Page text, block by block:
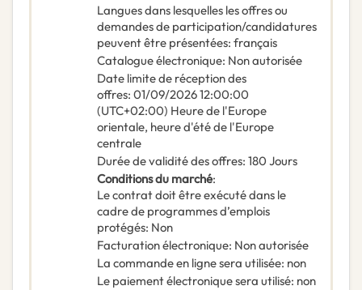
Langues dans lesquelles les offres ou
demandes de participation/candidatures
peuvent être présentées: français
Catalogue électronique: Non autorisée
Date limite de réception des
offres: 01/09/202612:00:00
(UTC+02:00) Heure de l'Europe
orientale, heure d'été de l'Europe
centrale
Durée de validité des offres: 180 Jours
Conditions du marché:
Le contrat doit être exécuté dans le
cadre de programmes d’emplois
protégés: Non
Facturation électronique: Non autorisée
La commande en ligne sera utilisée: non
Le paiement électronique sera utilisé: non